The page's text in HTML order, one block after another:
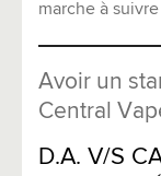
marche à
Avoir un
Central
D.A. V/S